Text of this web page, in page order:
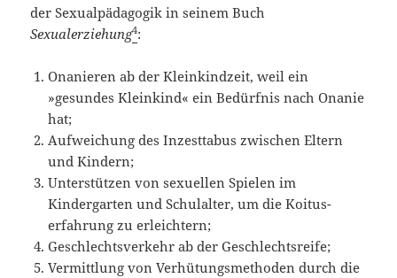
der Sexualpädagogik in sei­nem Buch
Sexualerziehung4:
Onanieren ab der Kleinkindzeit, weil ein
»gesundes Kleinkind« ein Bedürfnis nach Onanie
hat;
Aufweichung des Inzesttabus zwischen Eltern
und Kindern;
Unterstützen von sexuellen Spielen im
Kindergarten und Schulalter, um die Koi­tus­
erfahrung zu erleichtern;
Geschlechtsverkehr ab der Geschlechtsreife;
Vermittlung von Verhütungsmethoden durch die